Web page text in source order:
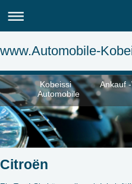
www.Automobile-
Kobeissi Ankauf -
Automobile
Citroën